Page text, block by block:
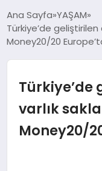
SPOR
EKONOMİ
YAŞAM
Ana Sayfa YAŞAM
Türkiye’de
Money20/20
varlık
Money20/